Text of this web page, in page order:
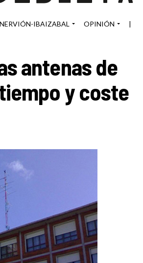
NERVIÓN-IBAIZABAL OPINIÓN |
antenas de
y coste